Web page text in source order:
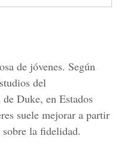
de jóvenes. Según
del
Duke, en Estados
suele mejorar a partir
la fidelidad.